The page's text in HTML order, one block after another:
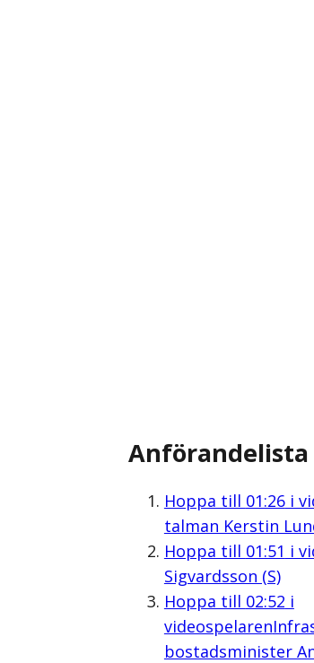
Anförandelista
Hoppa till 01:26i
talman Kerstin
Hoppa till 01:51 i
Sigvardsson (S)
Hoppa till 02:52 i
videospelaren
bostadsminister